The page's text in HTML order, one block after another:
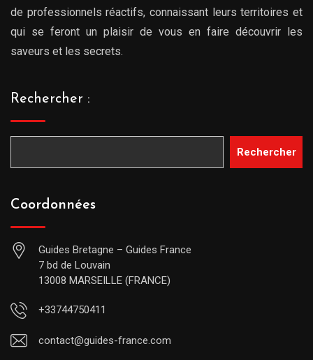
de professionnels réactifs, connaissant leurs territoires et
qui se feront un plaisir de vous en faire découvrir les
saveurs et les secrets.
Rechercher :
Rechercher
Coordonnées
Guides Bretagne – Guides France
7 bd de Louvain
13008 MARSEILLE (FRANCE)
+33744750411
contact@guides-france.com